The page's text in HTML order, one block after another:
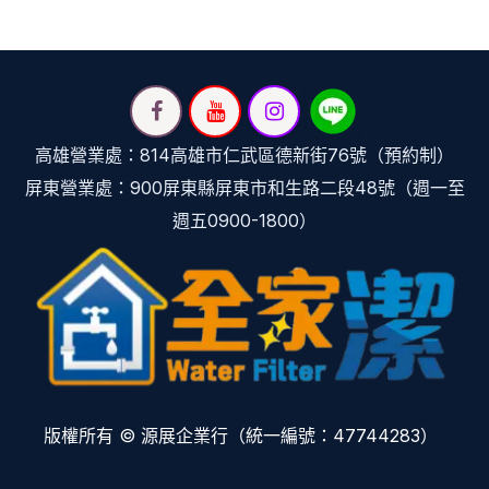
高雄營業處：814高雄市仁武區德新街76號（預約制）
屏東營業處：900屏東縣屏東市和生路二段48號（週一至
週五0900-1800）
版權所有 © 源展企業行（統一編號：47744283）